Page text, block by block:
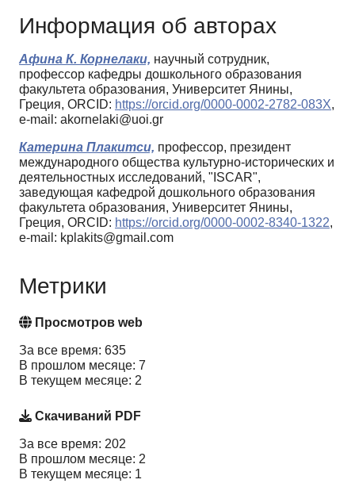
Информация об авторах
Афина К. Корнелаки, научный сотрудник,
профессор кафедры дошкольного образования
факультета образования, Университет Янины,
Греция, ORCID: https://orcid.org/0000-0002-2782-083X,
e-mail: akornelaki@uoi.gr
Катерина Плакитси, профессор, президент
международного общества культурно-исторических и
деятельностных исследований, "ISCAR",
заведующая кафедрой дошкольного образования
факультета образования, Университет Янины,
Греция, ORCID: https://orcid.org/0000-0002-8340-1322,
e-mail: kplakits@gmail.com
Метрики
Просмотров web
За все время: 635
В прошлом месяце: 7
В текущем месяце: 2
Скачиваний PDF
За все время: 202
В прошлом месяце: 2
В текущем месяце: 1